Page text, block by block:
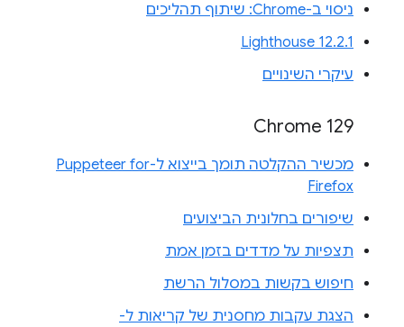
ניסוי ב-Chrome: שיתוף תהליכים
Lighthouse 12.2.1
עיקרי השינויים
Chrome 129
מכשיר ההקלטה תומך בייצוא ל-Puppeteer for
Firefox
שיפורים בחלונית הביצועים
תצפיות על מדדים בזמן אמת
חיפוש בקשות במסלול הרשת
הצגת עקבות מחסנית של קריאות ל-